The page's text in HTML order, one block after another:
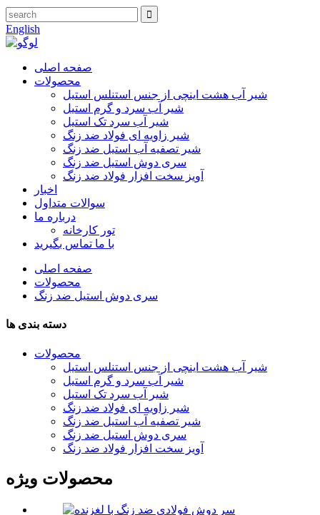
English
صفحه اصلی
محصولات
شیر آب هشت اینچی از جنس استنلس استیل
شیر آب سرد و گرم استیل
شیر آب سرد تک استیل
شیر زاویه ای فولاد ضد زنگ
شیر تصفیه آب استیل ضد زنگ
سری دوش استیل ضد زنگ
آویز سخت افزار فولاد ضد زنگ
اخبار
سوالات متداول
درباره ما
تور کارخانه
با ما تماس بگیرید
صفحه اصلی
محصولات
سری دوش استیل ضد زنگ
دسته بندی ها
محصولات
شیر آب هشت اینچی از جنس استنلس استیل
شیر آب سرد و گرم استیل
شیر آب سرد تک استیل
شیر زاویه ای فولاد ضد زنگ
شیر تصفیه آب استیل ضد زنگ
سری دوش استیل ضد زنگ
آویز سخت افزار فولاد ضد زنگ
محصولات ویژه